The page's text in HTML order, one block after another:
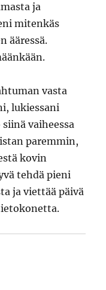
ja
mitenkäs
ääressä.
vasta
lukiessani
vaiheessa
paremmin,
kovin
tehdä pieni
ja viettää päivä